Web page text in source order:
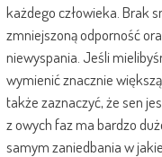
każdego człowieka. Brak
zmniejszoną odporność
niewyspania. Jeśli
wymienić znacznie
także zaznaczyć, że sen
z owych faz ma bardzo
samym zaniedbania w